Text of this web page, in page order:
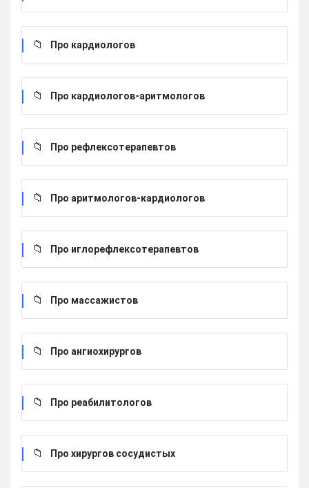
Про кардиологов
Про кардиологов-аритмологов
Про рефлексотерапевтов
Про аритмологов-кардиологов
Про иглорефлексотерапевтов
Про массажистов
Про ангиохирургов
Про реабилитологов
Про хирургов сосудистых